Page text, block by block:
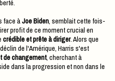
face àJoe Biden, semblait cette fois-
profit de ce moment crucial en
crédible et prête à diriger. Alors que
de l'Amérique, Harris s'est
de changement, cherchant à
dans la progression et non dans le